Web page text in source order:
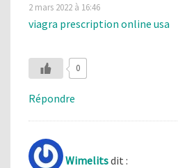
2 mars 2022 à 16:46
viagra prescription online usa
0
Répondre
Wimelitsdit :